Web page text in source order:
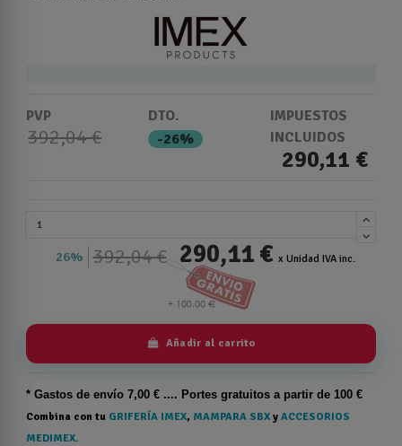
PVP
392,04 €
DTO.
-26%
IMPUESTOS
INCLUIDOS
290,11 €
26% 392,04 € 290,11 € x Unidad IVA inc.
Añadir al carrito
* Gastos de envío 7,00 € .... Portes gratuitos a partir de 100 €
Combina con tu GRIFERÍA IMEX, MAMPARA SBX y ACCESORIOS
MEDIMEX.